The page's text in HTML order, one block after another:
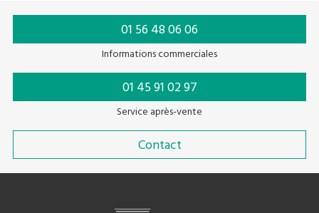
01 56 48 06 06
Informations commerciales
01 45 91 02 97
Service après-vente
Contact